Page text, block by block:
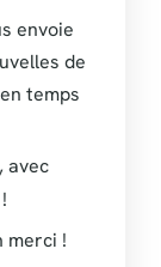
envoie
de
temps
avec
merci !